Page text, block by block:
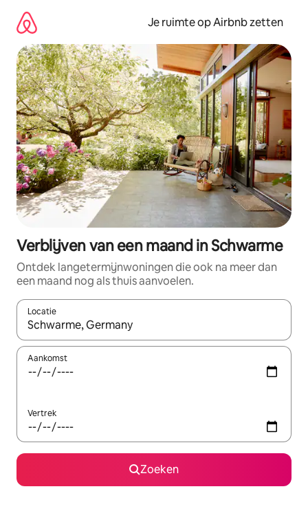
direct
naar
inhoud
Je ruimte op Airbnb zetten
Verblijven van een maand in Schwarme
Ontdek langetermijnwoningen die ook na meer dan
een maand nog als thuis aanvoelen.
Locatie
Wanneer er suggesties beschikbaar zijn, maak je een keuze
Aankomst
Vertrek
Zoeken